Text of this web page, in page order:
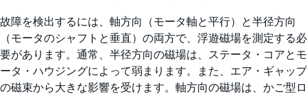
故障を検出するには、軸方向（モータ軸と平行）と半径方向
（モータのシャフトと垂直）の両方で、浮遊磁場を測定する必
要があります。通常、半径方向の磁場は、ステータ・コアとモ
ータ・ハウジングによって弱まります。また、エア・ギャップ
の磁束から大きな影響を受けます。軸方向の磁場は、かご型ロ